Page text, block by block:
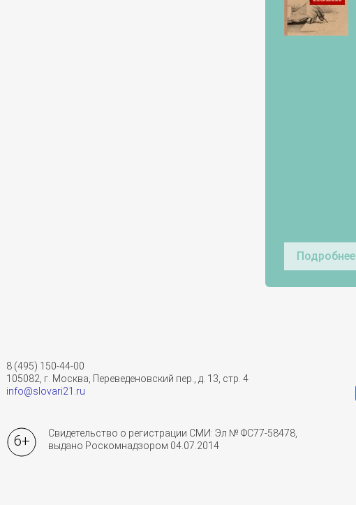
Подробнее
8 (495) 150-44-00
105082, г. Москва, Переведеновский пер., д. 13, стр. 4
info@slovari21.ru
6+
Свидетельство о регистрации СМИ: Эл № ФС77-58478,
выдано Роскомнадзором 04.07.2014